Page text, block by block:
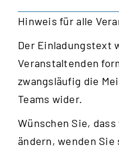
Hinweis für alle
Der Einladungstext
Veranstaltenden
zwangsläufig die
Teams wider.
Wünschen Sie,
ändern, wenden